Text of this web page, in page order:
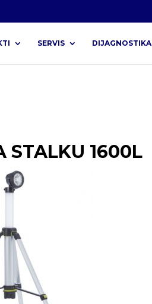
SERVIS DIJAGNOSTIKA
STALKU 1600L